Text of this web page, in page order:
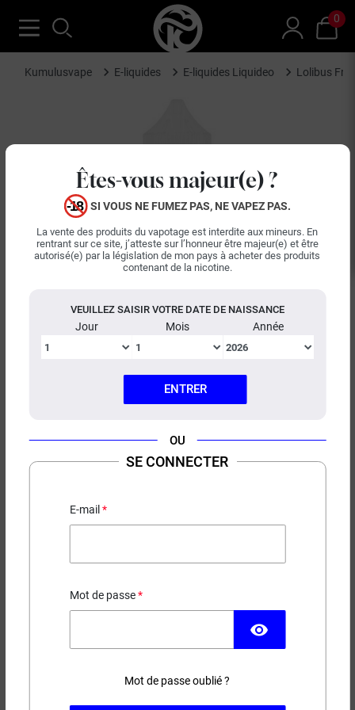
Êtes-vous majeur(e) ?
SI VOUS NE FUMEZ PAS, NE VAPEZ PAS.
La vente des produits du vapotage est interdite aux mineurs. En
rentrant sur ce site, j’atteste sur l’honneur être majeur(e) et être
autorisé(e) par la législation de mon pays à acheter des produits
contenant de la nicotine.
VEUILLEZ SAISIR VOTRE DATE DE NAISSANCE
Jour Mois Année
ENTRER
OU
SE CONNECTER
E-mail
Mot de passe
visibility
Mot de passe oublié ?
0
Kumulusvape E-liquides E-liquides Liquideo Lolibus
E-LIQUIDE DRUGINBUS FREEZE
(1 avis)
Bonbons - Frais
17,90 €
Taux de nicotine